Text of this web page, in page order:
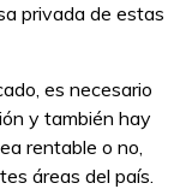
privada de estas
es necesario
y también hay
rentable o no,
áreas del país.